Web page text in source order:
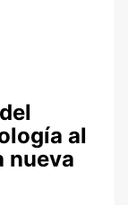
al
nueva